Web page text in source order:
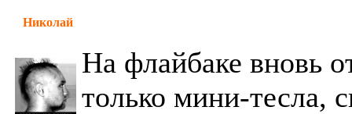
Николай
На флайбаке вновь
только мини-тесла,